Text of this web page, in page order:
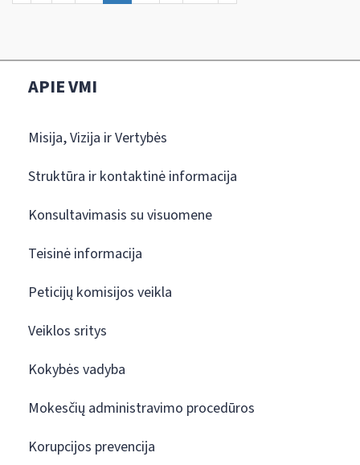
APIE VMI
Misija, Vizija ir Vertybės
Struktūra ir kontaktinė informacija
Konsultavimasis su visuomene
Teisinė informacija
Peticijų komisijos veikla
Veiklos sritys
Kokybės vadyba
Mokesčių administravimo procedūros
Korupcijos prevencija